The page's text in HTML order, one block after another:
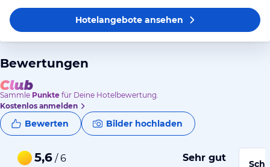
Hotelangeboteansehen
Bewertungen
Sammle Punkte für Deine Hotelbewertung.
Kostenlos anmelden
Bewerten Bilder hochladen
5,6 / 6 Sehr gut